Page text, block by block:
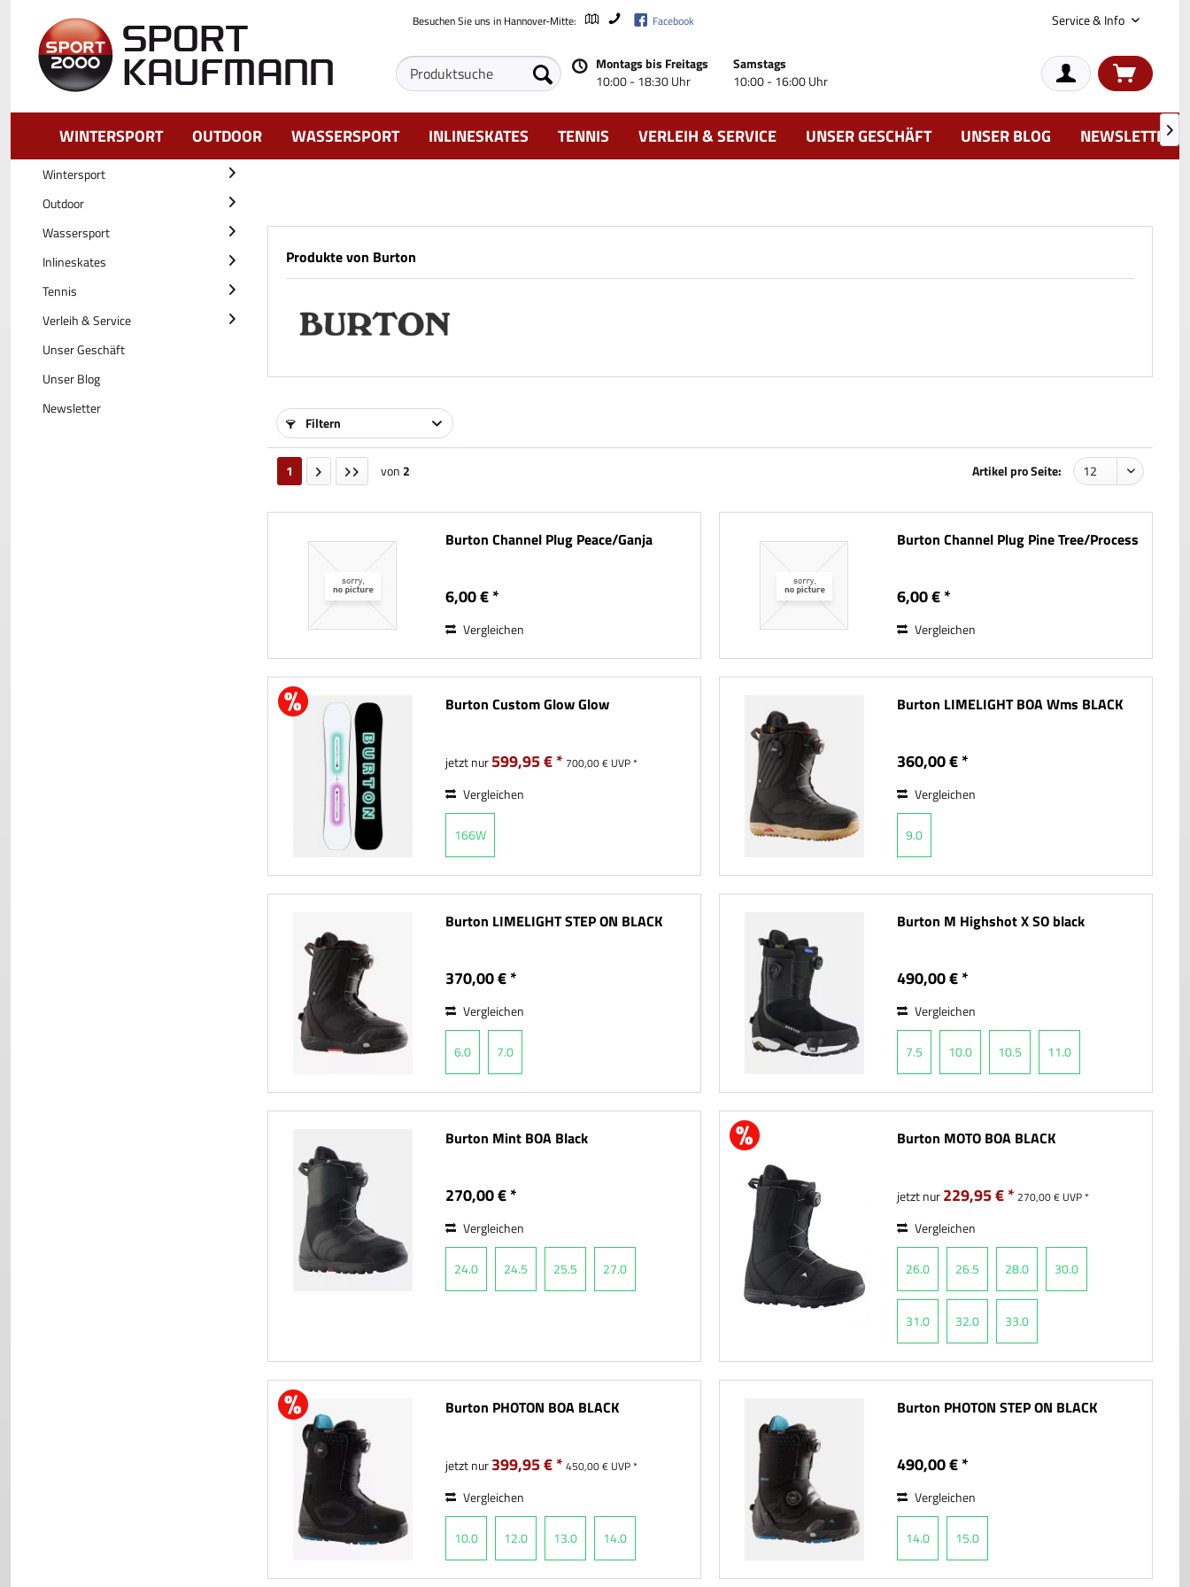
Besuchen Sie uns in Hannover-Mitte: Facebook Service & Info
Montags bis Freitags
10:00 - 18:30 Uhr
Samstags
10:00 - 16:00 Uhr
WINTERSPORT OUTDOOR WASSERSPORT INLINESKATES TENNIS VERLEIH & SERVICE UNSER GESCHÄFT UNSER BLOG NEWSLETTER

Wintersport
Outdoor
Wassersport
Inlineskates
Tennis
Verleih & Service
Unser Geschäft
Unser Blog
Newsletter
Produkte von Burton
Filtern
1 von 2 Artikel pro Seite:
Burton Channel Plug Peace/Ganja
6,00 € *
Vergleichen
Burton Channel Plug Pine Tree/Process
6,00 € *
Vergleichen
Burton Custom Glow Glow
jetzt nur599,95 € * 700,00 € UVP *
Vergleichen
166W
Burton LIMELIGHT BOA Wms BLACK
360,00 € *
Vergleichen
9.0
Burton LIMELIGHT STEP ON BLACK
370,00 € *
Vergleichen
6.0 7.0
Burton M Highshot X SO black
490,00 € *
Vergleichen
7.5 10.0 10.5 11.0
Burton Mint BOA Black
270,00 € *
Vergleichen
24.0 24.5 25.5 27.0
Burton MOTO BOA BLACK
jetzt nur229,95 € * 270,00 € UVP *
Vergleichen
26.0 26.5 28.0 30.0
31.0 32.0 33.0
Burton PHOTON BOA BLACK
jetzt nur399,95 € * 450,00 € UVP *
Vergleichen
10.0 12.0 13.0 14.0
Burton PHOTON STEP ON BLACK
490,00 € *
Vergleichen
14.0 15.0